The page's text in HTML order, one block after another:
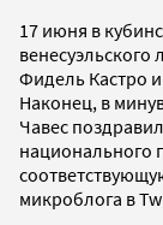
17 июня в
венесуэльского
Фидель Кастро
Наконец, в
Чавес
национального
микроблога в